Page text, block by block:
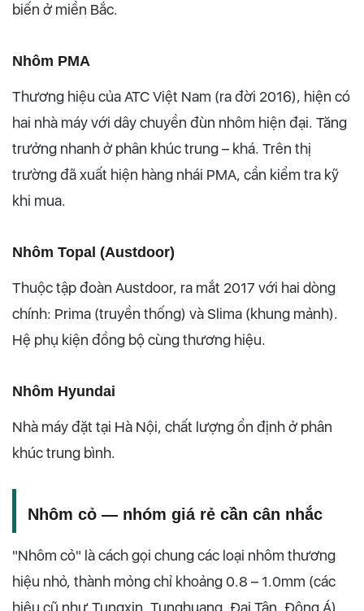
biến ở miền Bắc.
Nhôm PMA
Thương hiệu của ATC Việt Nam (ra đời 2016), hiện có
hai nhà máy với dây chuyền đùn nhôm hiện đại. Tăng
trưởng nhanh ở phân khúc trung – khá. Trên thị
trường đã xuất hiện hàng nhái PMA, cần kiểm tra kỹ
khi mua.
Nhôm Topal (Austdoor)
Thuộc tập đoàn Austdoor, ra mắt 2017 với hai dòng
chính: Prima (truyền thống) và Slima (khung mảnh).
Hệ phụ kiện đồng bộ cùng thương hiệu.
Nhôm Hyundai
Nhà máy đặt tại Hà Nội, chất lượng ổn định ở phân
khúc trung bình.
Nhôm cỏ — nhóm giá rẻ cần cân nhắc
"Nhôm cỏ" là cách gọi chung các loại nhôm thương
hiệu nhỏ, thành mỏng chỉ khoảng 0.8 – 1.0mm (các
hiệu cũ như Tungxin, Tunghuang, Đại Tân, Đông Á).